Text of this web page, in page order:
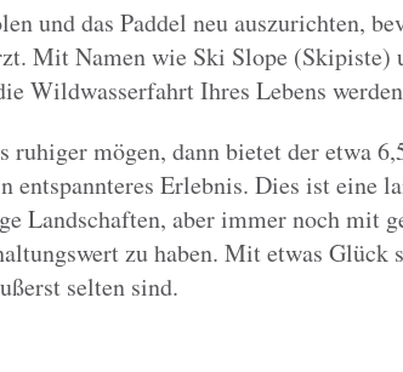
und das Paddel neu auszurichten,
Mit Namen wie Ski Slope (Skipiste)
Wildwasserfahrt Ihres Lebens
ruhiger mögen, dann bietet der etwa
entspannteres Erlebnis. Dies ist eine
Landschaften, aber immer noch mit
zu haben. Mit etwas Glück
selten sind.